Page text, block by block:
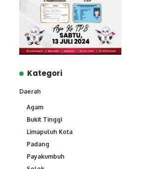
Kategori
Daerah
Agam
Bukit Tinggi
Limapuluh Kota
Padang
Payakumbuh